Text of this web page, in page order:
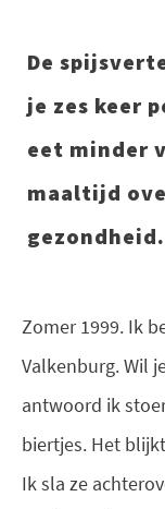
De
je zes keer
eet minder
maaltijd
gezondheid.
Zomer 1999. Ik
Valkenburg. Wil
antwoord ik
biertjes. Het
Ik sla ze